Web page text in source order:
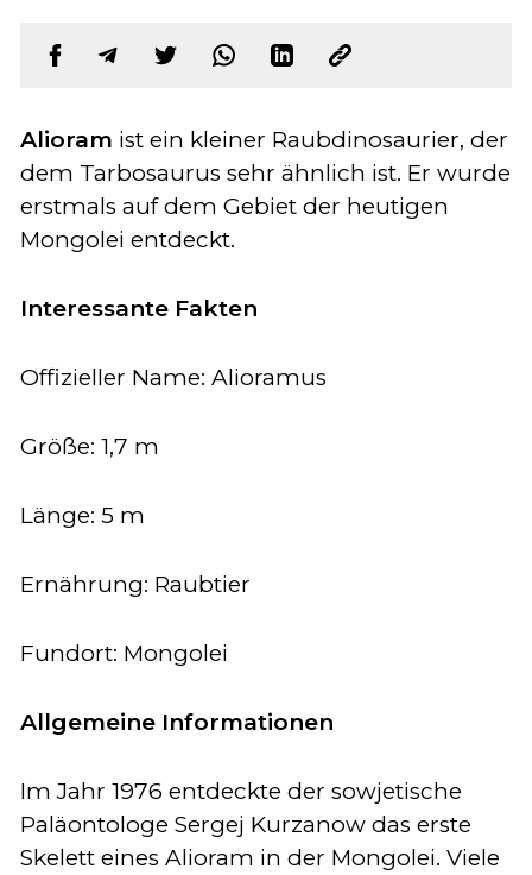
Alioram ist ein kleiner Raubdinosaurier, der
dem Tarbosaurus sehr ähnlich ist. Er wurde
erstmals auf dem Gebiet der heutigen
Mongolei entdeckt.
Interessante Fakten
Offizieller Name: Alioramus
Größe: 1,7 m
Länge: 5 m
Ernährung: Raubtier
Fundort: Mongolei
Allgemeine Informationen
Im Jahr 1976 entdeckte der sowjetische
Paläontologe Sergej Kurzanow das erste
Skelett eines Alioram in der Mongolei. Viele